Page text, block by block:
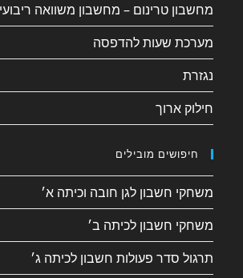
מחשבון טרינום – מחשבון משוואה
מערכת שעות להדפסה
נגזרת
חילוק ארוך
חיפושים מובילים
משחקי חשבון לגן חובה וכיתה א׳
משחקי חשבון לכיתה ב׳
תרגול סדר פעולות חשבון לכיתה ג׳